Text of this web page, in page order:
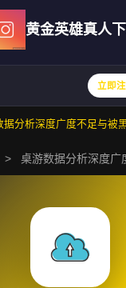
黄金英雄真人
立即
据分析深度广度不足与被
> 桌游数据分析深度广